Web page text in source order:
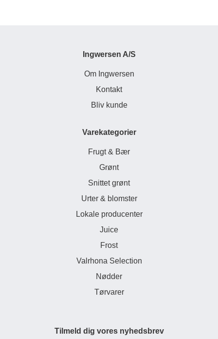
Ingwersen A/S
Om Ingwersen
Kontakt
Bliv kunde
Varekategorier
Frugt & Bær
Grønt
Snittet grønt
Urter & blomster
Lokale producenter
Juice
Frost
Valrhona Selection
Nødder
Tørvarer
Tilmeld dig vores nyhedsbrev